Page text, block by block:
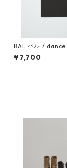
¥7,700